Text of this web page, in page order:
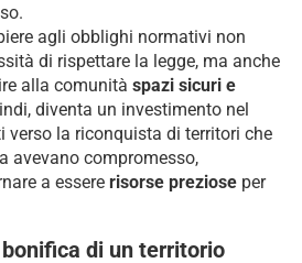
agli obblighi normativi non
di rispettare la legge, ma anche
alla comunità spazi sicuri e
diventa un investimento nel
verso la riconquista di territori che
avevano compromesso,
a essere risorse preziose per
di un territorio